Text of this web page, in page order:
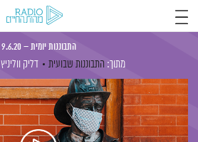
התבוננות יומית – 9.6.20
מתוך: התבוננות שבועית דליק ווליניץ